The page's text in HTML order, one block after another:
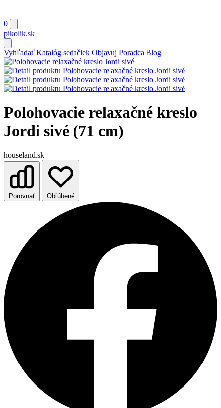
0
pikolik.sk
Vyhľadať Katalóg sedačiek Objavuj Poradca Blog
Polohovacie relaxačné kreslo
Jordi sivé (71 cm)
houseland.sk
Porovnať Obľúbené